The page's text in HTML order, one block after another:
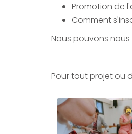
Promotion de
Comment
Nous pouvons
Pour tout projet ou